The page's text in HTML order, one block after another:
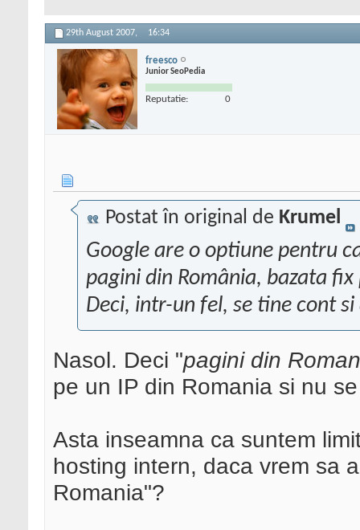
29th August 2007, 16:34
freesco
Junior SeoPedia
Reputatie: 0
Postat în original de Krumel
Google are o optiune pentru
pagini din România, bazata fix
Deci, intr-un fel, se tine cont
Nasol. Deci "pagini din
pe un IP din Romania si nu
Asta inseamna ca suntem
hosting intern, daca vrem sa
Romania"?